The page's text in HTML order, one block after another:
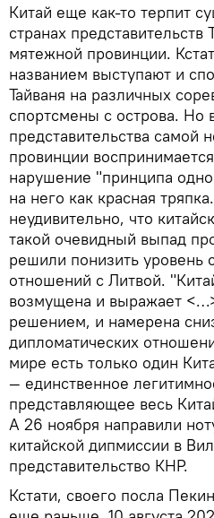
Китай еще как-то терпит
странах
мятежной провинции.
названием выступают и
Тайваня на различных
спортсмены с острова. Но
представительства самой
провинции
нарушение "принципа
на него как красная
неудивительно, что
такой очевидный выпад
решили понизить уровень
отношений с Литвой.
возмущена и выражает
решением, и намерена
дипломатических
мире есть только один
— единственное
представляющее весь
А 26 ноября направили
китайской дипмиссии в
представительство КНР.
Кстати, своего посла